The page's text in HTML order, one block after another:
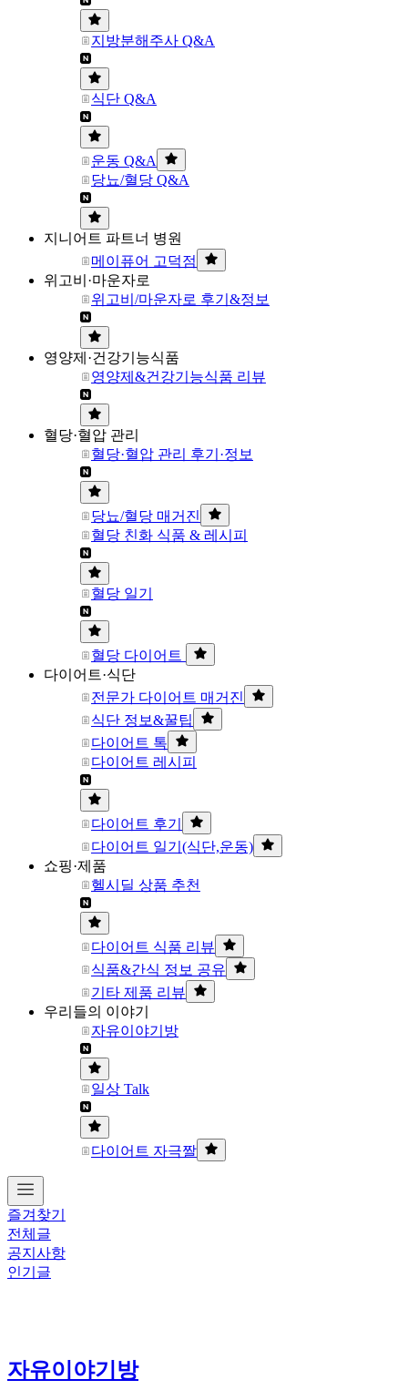
지방분해주사 Q&A
식단 Q&A
운동 Q&A
당뇨/혈당 Q&A
지니어트 파트너 병원
메이퓨어 고덕점
위고비·마운자로
위고비/마운자로 후기&정보
영양제·건강기능식품
영양제&건강기능식품 리뷰
혈당·혈압 관리
혈당·혈압 관리 후기·정보
당뇨/혈당 매거진
혈당 친화 식품 & 레시피
혈당 일기
혈당 다이어트
다이어트·식단
전문가 다이어트 매거진
식단 정보&꿀팁
다이어트 톡
다이어트 레시피
다이어트 후기
다이어트 일기(식단,운동)
쇼핑·제품
헬시딜 상품 추천
다이어트 식품 리뷰
식품&간식 정보 공유
기타 제품 리뷰
우리들의 이야기
자유이야기방
일상 Talk
다이어트 자극짤
즐겨찾기
전체글
공지사항
인기글
자유이야기방